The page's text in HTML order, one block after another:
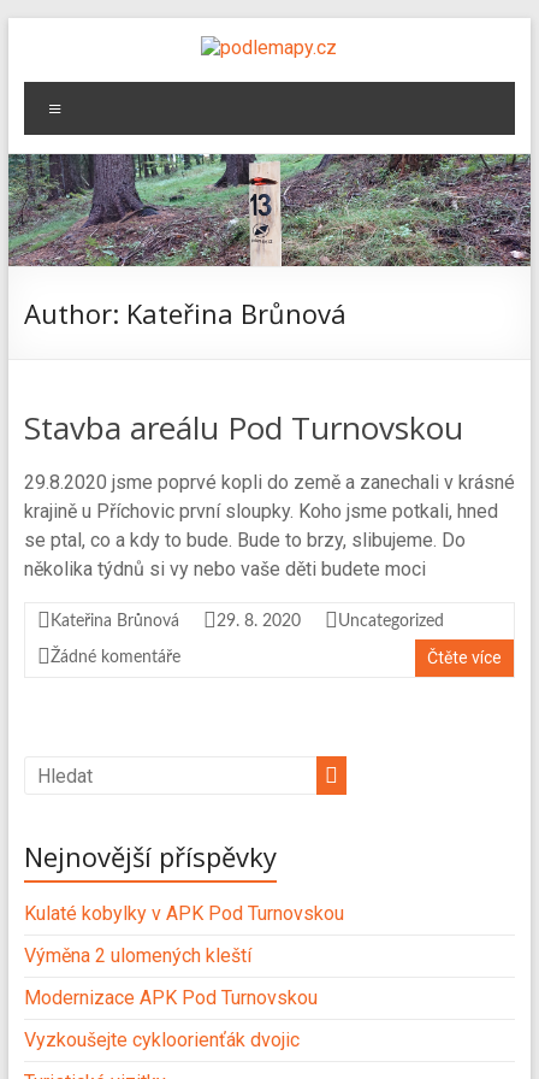
content
podlemapy.cz
Areály
pevných
kontrol
od
Ztracených
Author: Kateřina Brůnová
Stavba areálu Pod Turnovskou
29.8.2020 jsme poprvé kopli do země a zanechali v krásné
krajině u Příchovic první sloupky. Koho jsme potkali, hned
se ptal, co a kdy to bude. Bude to brzy, slibujeme. Do
několika týdnů si vy nebo vaše děti budete moci
Kateřina Brůnová 29. 8. 2020 Uncategorized
Žádné komentáře Čtěte více
Nejnovější příspěvky
Kulaté kobylky v APK Pod Turnovskou
Výměna 2 ulomených kleští
Modernizace APK Pod Turnovskou
Vyzkoušejte cykloorienťák dvojic